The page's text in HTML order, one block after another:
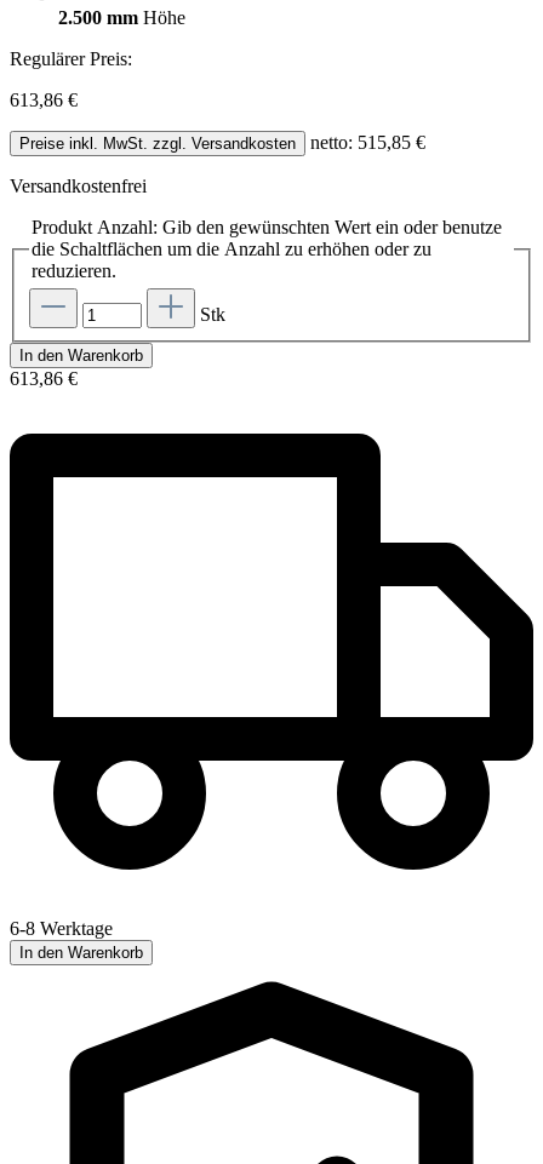
2.500 mm Höhe
Regulärer Preis:
613,86 €
Preise inkl. MwSt. zzgl. Versandkosten netto: 515,85 €
Versandkostenfrei
Produkt Anzahl: Gib den gewünschten Wert ein oder benutze
die Schaltflächen um die Anzahl zu erhöhen oder zu
reduzieren.
Stk
In den Warenkorb
613,86 €
6-8 Werktage
In den Warenkorb